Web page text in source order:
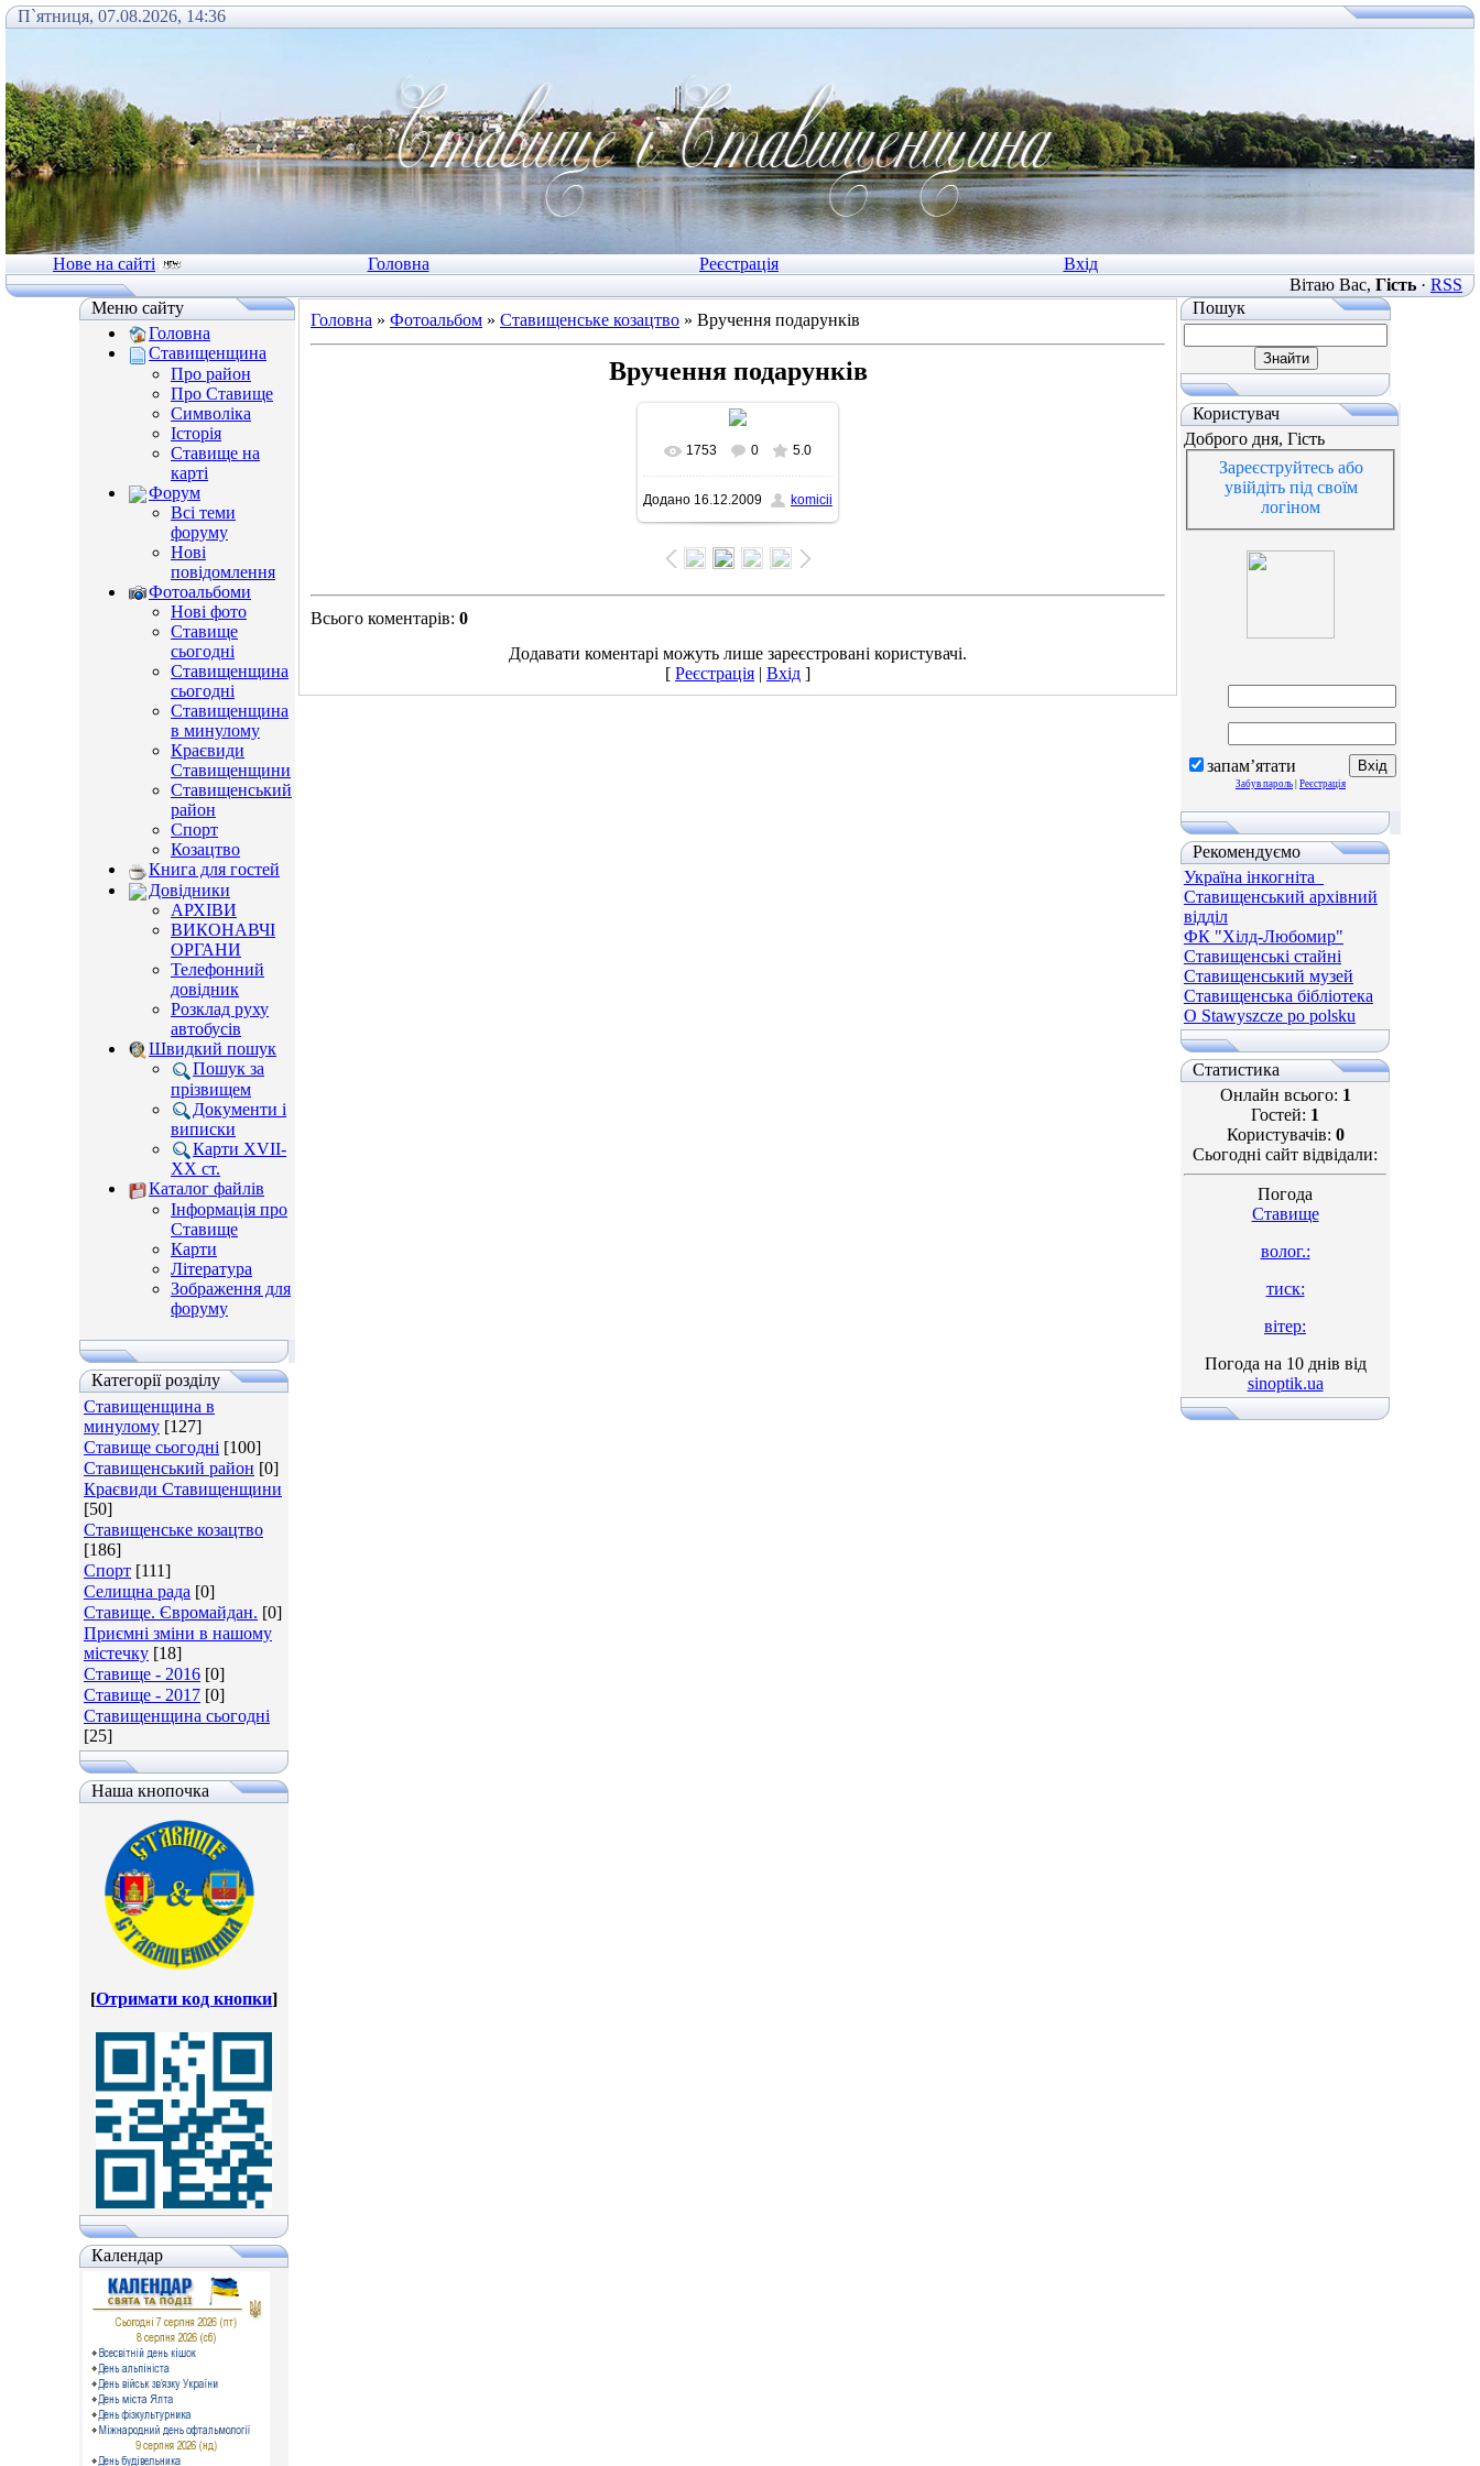
П`ятниця, 07.08.2026, 14:36
Нове на сайті Головна Реєстрація
Вхід
Вітаю Вас, Гість· RSS
Меню сайту
Головна
Ставищенщина
Про район
Про Ставище
Символіка
Історія
Ставище на
карті
Форум
Всі теми
форуму
Нові
повідомлення
Фотоальбоми
Нові фото
Ставище
сьогодні
Ставищенщина
сьогодні
Ставищенщина
в минулому
Краєвиди
Ставищенщини
Ставищенський
район
Спорт
Козацтво
Книга для гостей
Довідники
АРХІВИ
ВИКОНАВЧІ
ОРГАНИ
Телефонний
довідник
Розклад руху
автобусів
Швидкий пошук
Пошук за
прізвищем
Документи і
виписки
Карти XVII-
XX ст.
Каталог файлів
Інформація про
Ставище
Карти
Література
Зображення для
форуму
Категорії розділу
Ставищенщина в
минулому [127]
Ставище сьогодні [100]
Ставищенський район [0]
Краєвиди Ставищенщини
[50]
Ставищенське козацтво
[186]
Спорт [111]
Селищна рада [0]
Ставище. Євромайдан. [0]
Приємні зміни в нашому
містечку [18]
Ставище - 2016 [0]
Ставище - 2017 [0]
Ставищенщина сьогодні
[25]
Наша кнопочка
[Отримати код кнопки]
Календар
Головна » Фотоальбом » Ставищенське козацтво » Вручення подарунків
Вручення подарунків
У реальному розмірі
1500x1125/ 268.0Kb
1753 0 5.0
Додано 16.12.2009 komicii
Всього коментарів: 0
Додавати коментарі можуть лише зареєстровані користувачі.
[ Реєстрація | Вхід ]
Пошук
Користувач
Доброго дня, Гість
Зареєструйтесь або
увійдіть під своїм
логіном
запам’ятати
Забув пароль Реєстрація
Рекомендуємо
Україна інкогніта_
Ставищенський архівний
відділ
ФК "Хілд-Любомир"
Ставищенські стайні
Ставищенський музей
Ставищенська бібліотека
O Stawyszcze po polsku
Статистика
Онлайн всього: 1
Гостей: 1
Користувачів: 0
Сьогодні сайт відвідали:
Погода
Ставище
волог.:
тиск:
вітер:
Погода на 10 днів від
sinoptik.ua